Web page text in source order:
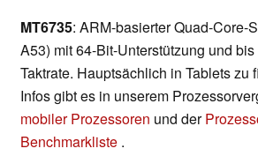
MT6735: ARM-basierter Quad-Core-
A53) mit 64-Bit-Unterstützung und
Taktrate. Hauptsächlich in Tablets zu
Infos gibt es in unserem
mobiler Prozessoren und der
Benchmarkliste .